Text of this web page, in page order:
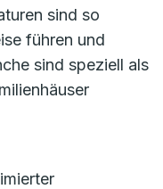
sind so
führen und
sind speziell als